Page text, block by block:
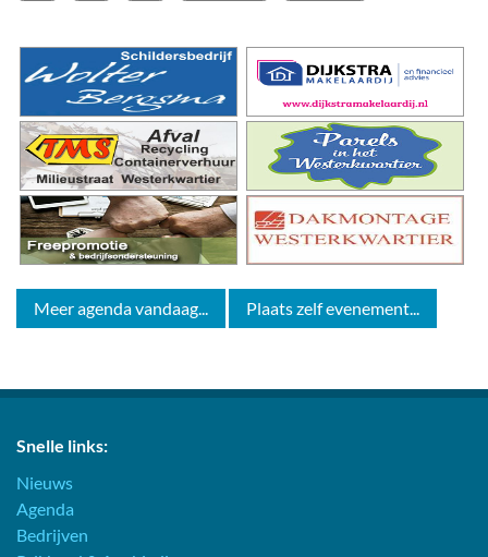
Meer agenda vandaag... Plaats zelf evenement...
Snelle links:
Nieuws
Agenda
Bedrijven